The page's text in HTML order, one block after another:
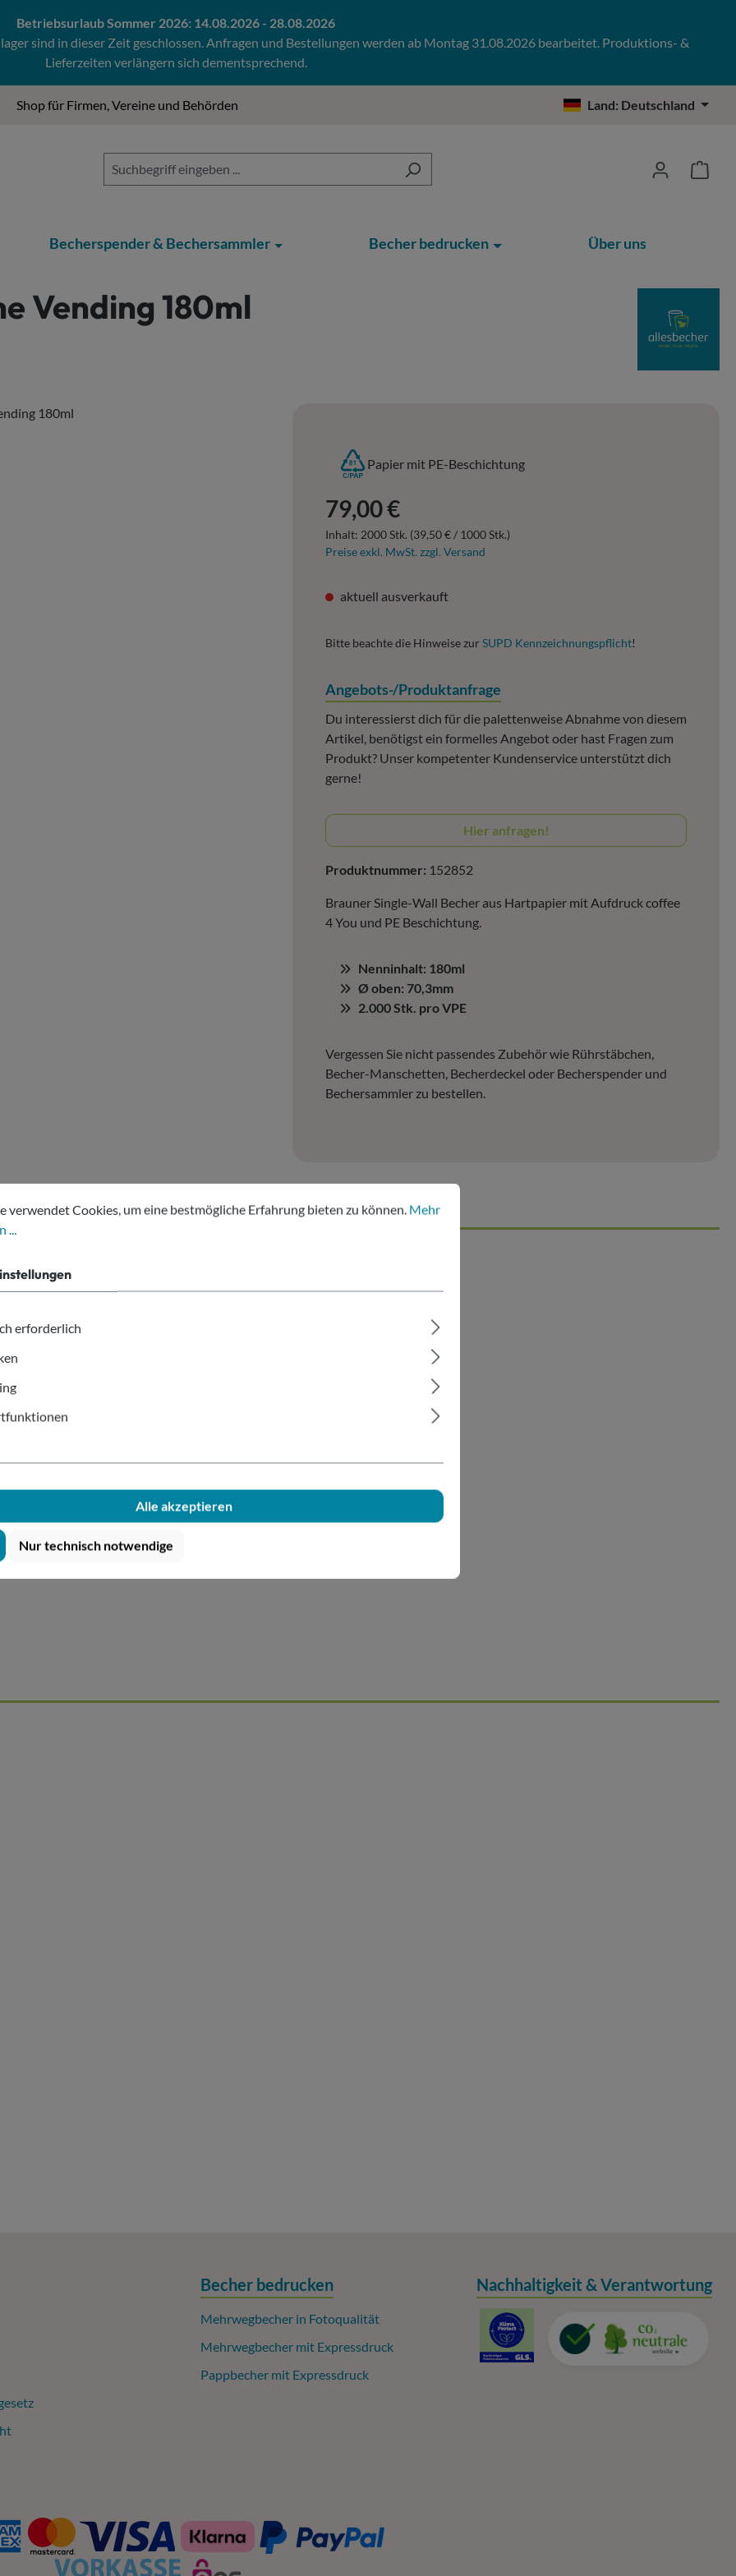
Betriebsurlaub Sommer 2026: 14.08.2026 - 28.08.2026
sind in dieser Zeit geschlossen. Anfragen und Bestellungen werden ab Montag 31.08.2026 bearbeitet. Produktions- &
Lieferzeiten verlängern sich dementsprechend.
Shop für Firmen, Vereine und Behörden Land: Deutschland
Becherspender & Bechersammler Becher bedrucken Über uns
Vending 180ml
Papier mit PE-Beschichtung
Regulärer Preis:
79,00 €
Inhalt: 2000 Stk. (39,50 € / 1000 Stk.)
Preise exkl. MwSt. zzgl. Versand
aktuell ausverkauft
Bitte beachte die Hinweise zur SUPD Kennzeichnungspflicht!
Angebots-/Produktanfrage
Du interessierst dich für die palettenweise Abnahme von diesem
Artikel, benötigst ein formelles Angebot oder hast Fragen zum
Produkt? Unser kompetenter Kundenservice unterstützt dich
gerne!
Hier anfragen!
Produktnummer: 152852
Brauner Single-Wall Becher aus Hartpapier mit Aufdruck coffee
4 You und PE Beschichtung.
Nenninhalt: 180ml
Ø oben: 70,3mm
2.000 Stk. pro VPE
Vergessen Sie nicht passendes Zubehör wie Rührstäbchen,
Becher-Manschetten, Becherdeckel oder Becherspender und
Bechersammler zu bestellen.
time Vending 180ml"
time Vending 180ml
Becher bedrucken
Mehrwegbecher in Fotoqualität
Mehrwegbecher mit Expressdruck
Pappbecher mit Expressdruck
Nachhaltigkeit & Verantwortung
Cookies, um eine bestmögliche Erfahrung bieten zu können.
Mehr Informationen ...
verwendet Cookies, um eine bestmögliche Erfahrung bieten zu können. Mehr
erforderlich
Alle akzeptieren
Nur technisch notwendige